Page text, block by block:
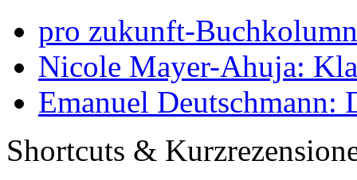
pro zukunft-
Nicole Mayer-Ahuja:
Emanuel Deutschmann:
Shortcuts &